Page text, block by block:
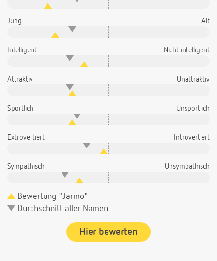
Jung Alt
Intelligent Nicht intelligent
Attraktiv Unattraktiv
Sportlich Unsportlich
Extrovertiert Introvertiert
Sympathisch Unsympathisch
Bewertung "Jarmo"
Durchschnitt aller Namen
Hier bewerten